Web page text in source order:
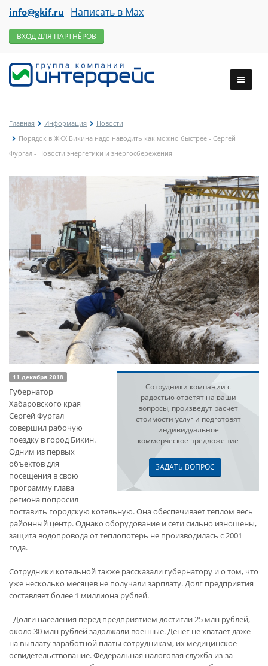
info@gkif.ru Написать в Max
ВХОД ДЛЯ ПАРТНЁРОВ
Главная Информация
Новости
Порядок в ЖКХ Бикина надо наводить как можно быстрее - Сергей
Фургал - Новости энергетики и энергосбережения
Сотрудники компании с
радостью ответят на ваши
вопросы, произведут расчет
стоимости услуг и подготовят
индивидуальное
коммерческое предложение
ЗАДАТЬ ВОПРОС
11 декабря 2018
Губернатор
Хабаровского края
Сергей Фургал
совершил рабочую
поездку в город Бикин.
Одним из первых
объектов для
посещения в свою
программу глава
региона попросил
поставить городскую котельную. Она обеспечивает теплом весь
районный центр. Однако оборудование и сети сильно изношены,
защита водопровода от теплопотерь не производилась с 2001
года.
Сотрудники котельной также рассказали губернатору и о том, что
уже несколько месяцев не получали зарплату. Долг предприятия
составляет более 1 миллиона рублей.
- Долги населения перед предприятием достигли 25 млн рублей,
около 30 млн рублей задолжали военные. Денег не хватает даже
на выплату заработной платы сотрудникам, их медицинское
освидетельствование. Федеральная налоговая служба из-за